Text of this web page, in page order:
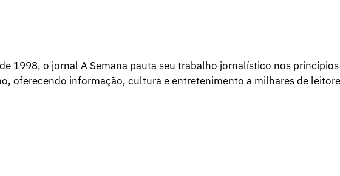
1998, o jornal A Semana pauta seu trabalho jornalístico nos princípios
oferecendo informação, cultura e entretenimento a milhares de